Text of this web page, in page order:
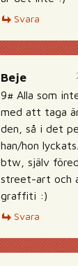
Svara
Beje
9# Alla som
med att taga
den, så i det
han/hon
btw, själv
street-art och
graffiti :)
Svara